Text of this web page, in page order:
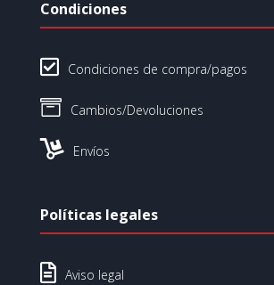
Condiciones
 Condiciones de compra/pagos
 Cambios/Devoluciones
 Envíos
Políticas legales
 Aviso legal